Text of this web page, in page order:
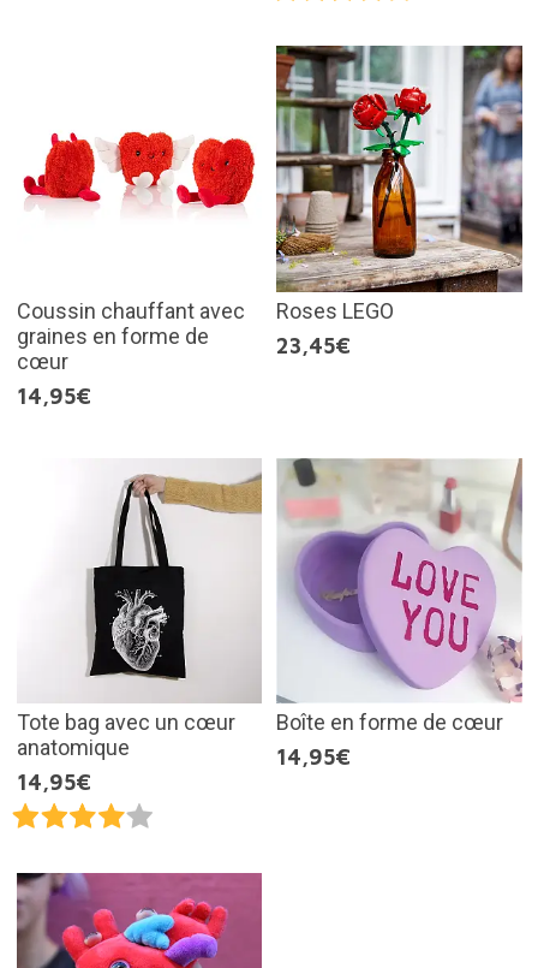
Coussin chauffant avec
graines en forme de
cœur
14,95€
Roses LEGO
23,45€
Tote bag avec un cœur
anatomique
14,95€
Boîte en forme de cœur
14,95€